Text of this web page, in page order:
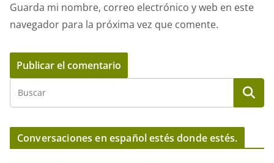
Guarda mi nombre, correo electrónico y web en este
navegador para la próxima vez que comente.
Conversaciones en español estés donde estés.